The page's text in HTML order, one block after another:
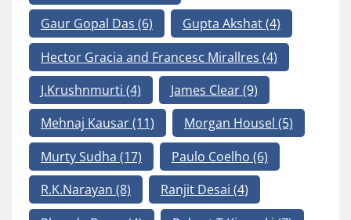
Gaur Gopal Das (6) Gupta Akshat(4)
Hector Gracia and Francesc Mirallres (4)
J.Krushnmurti (4) James Clear(9)
Mehnaj Kausar(11) Morgan Housel (5)
Murty Sudha (17) Paulo Coelho (6)
R.K.Narayan (8) Ranjit Desai (4)